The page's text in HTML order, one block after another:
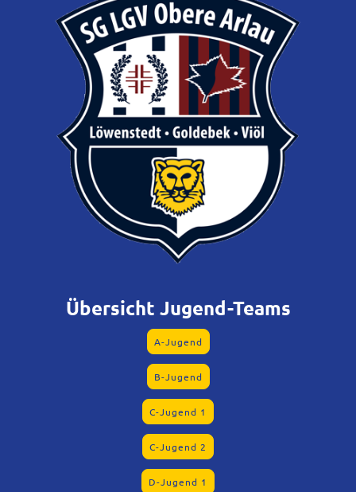
Übersicht Jugend-Teams
A-Jugend
B-Jugend
C-Jugend 1
C-Jugend 2
D-Jugend 1